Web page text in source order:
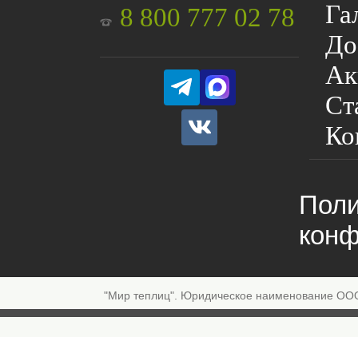
8 800 777 02 78
"Мир теплиц". Юридическое наименование